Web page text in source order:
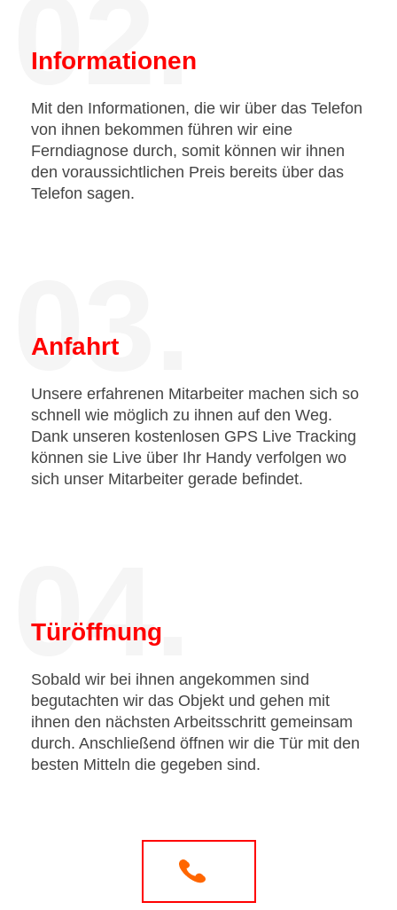
02.
Informationen
Mit den Informationen, die wir über das Telefon
von ihnen bekommen führen wir eine
Ferndiagnose durch, somit können wir ihnen
den voraussichtlichen Preis bereits über das
Telefon sagen.
03.
Anfahrt
Unsere erfahrenen Mitarbeiter machen sich so
schnell wie möglich zu ihnen auf den Weg.
Dank unseren kostenlosen GPS Live Tracking
können sie Live über Ihr Handy verfolgen wo
sich unser Mitarbeiter gerade befindet.
04.
Türöffnung
Sobald wir bei ihnen angekommen sind
begutachten wir das Objekt und gehen mit
ihnen den nächsten Arbeitsschritt gemeinsam
durch. Anschließend öffnen wir die Tür mit den
besten Mitteln die gegeben sind.